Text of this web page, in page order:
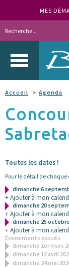
MES
Accueil Agenda
Concours équestres
Toutes les dates !
Pour le détail de chaque
dimanche 6
+ Ajouter à mon
dimanche 20
+ Ajouter à mon
dimanche 25 octobre
+ Ajouter à mon
Évenements passés
dimanche 1er mars
dimanche 12 avril
dimanche 24 mai